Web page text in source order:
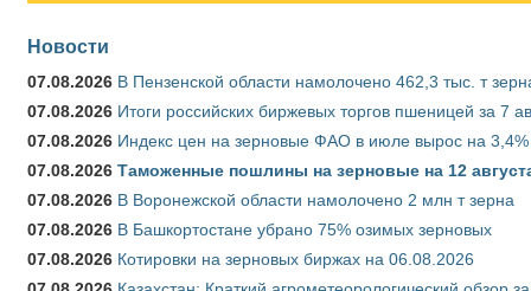
Новости
07.08.2026 В Пензенской области намолочено 462,3 тыс. т
07.08.2026 Итоги российских биржевых торгов пшеницей за 7
07.08.2026 Индекс цен на зерновые ФАО в июле вырос на 3,4%
07.08.2026 Таможенные пошлины на зерновые на 12
07.08.2026 В Воронежской области намолочено 2 млн т зерна
07.08.2026 В Башкортостане убрано 75% озимых зерновых
07.08.2026 Котировки на зерновых биржах на 06.08.2026